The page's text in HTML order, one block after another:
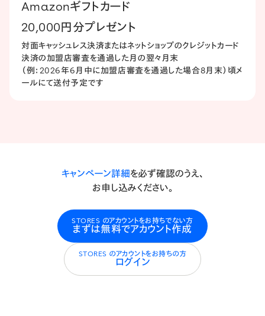
Amazonギフトカード
20,000円分プレゼント
対面キャッシュレス決済または​ネットショップの​クレジットカード
決済の​加盟店審査を​通過した​月の​翌々月末
​（例：2026年6月中に​加盟店審査を​通過した​場合8月末）​頃メ
ールにて送付予定です
キャンペーン詳細を必ず確認のうえ、
お申し込みください。
STORES のアカウントをお持ちでない方
まずは無料でアカウント作成
STORES のアカウントをお持ちの方
ログイン